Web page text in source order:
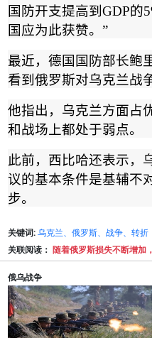
国防开支提高到 GDP的
国应为此获赞。 ”
最近，德国国防部长鲍
看到俄罗斯对乌克兰战
他指出，乌克兰方面占
和战场上都处于弱点。
此前，西比哈还表示，
议的基本条件是基辅不
步。
关键词: 乌克兰、俄罗斯、战争、转折
关联阅读： 随着俄罗斯损失不断增加
俄乌战争